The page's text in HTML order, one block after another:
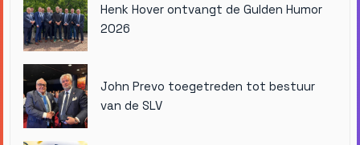
Henk Hover ontvangt de Gulden Humor
2026
John Prevo toegetreden tot bestuur
van de SLV